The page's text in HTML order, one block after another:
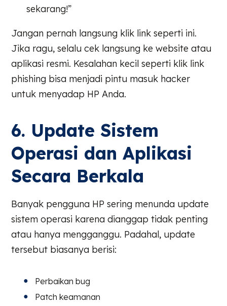
sekarang!”
Jangan pernah langsung klik link seperti ini.
Jika ragu, selalu cek langsung ke website atau
aplikasi resmi. Kesalahan kecil seperti klik link
phishing bisa menjadi pintu masuk hacker
untuk menyadap HP Anda.
6. Update Sistem
Operasi dan Aplikasi
Secara Berkala
Banyak pengguna HP sering menunda update
sistem operasi karena dianggap tidak penting
atau hanya mengganggu. Padahal, update
tersebut biasanya berisi:
Perbaikan bug
Patch keamanan